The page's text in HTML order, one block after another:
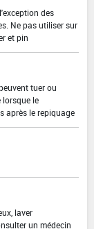
des
Ne pas utiliser sur
et pin
tuer ou
lorsque le
après le repiquage
laver
un médecin